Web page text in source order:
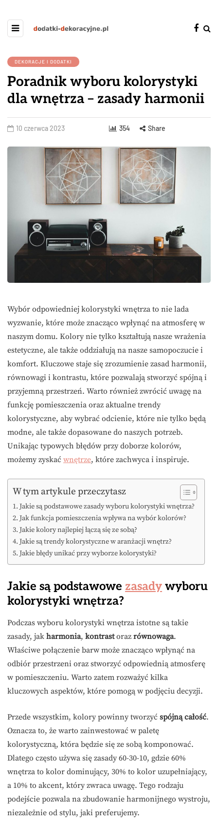
DEKORACJE I DODATKI
Poradnik wyboru kolorystyki
dla wnętrza – zasady harmonii
10 czerwca 2023 354 Share
Wybór odpowiedniej kolorystyki wnętrza to nie lada
wyzwanie, które może znacząco wpłynąć na atmosferę w
naszym domu. Kolory nie tylko kształtują nasze wrażenia
estetyczne, ale także oddziałują na nasze samopoczucie i
komfort. Kluczowe staje się zrozumienie zasad harmonii,
równowagi i kontrastu, które pozwalają stworzyć spójną i
przyjemną przestrzeń. Warto również zwrócić uwagę na
funkcję pomieszczenia oraz aktualne trendy
kolorystyczne, aby wybrać odcienie, które nie tylko będą
modne, ale także dopasowane do naszych potrzeb.
Unikając typowych błędów przy doborze kolorów,
możemy zyskać wnętrze, które zachwyca i inspiruje.
W tym artykule przeczytasz
Jakie są podstawowe zasady wyboru kolorystyki wnętrza?
Jak funkcja pomieszczenia wpływa na wybór kolorów?
Jakie kolory najlepiej łączą się ze sobą?
Jakie są trendy kolorystyczne w aranżacji wnętrz?
Jakie błędy unikać przy wyborze kolorystyki?
Jakie są podstawowe zasady wyboru
kolorystyki wnętrza?
Podczas wyboru kolorystyki wnętrza istotne są takie
zasady, jak harmonia, kontrastoraz równowaga.
Właściwe połączenie barw może znacząco wpłynąć na
odbiór przestrzeni oraz stworzyć odpowiednią atmosferę
w pomieszczeniu. Warto zatem rozważyć kilka
kluczowych aspektów, które pomogą w podjęciu decyzji.
Przede wszystkim, kolory powinny tworzyć spójną całość.
Oznacza to, że warto zainwestować w paletę
kolorystyczną, która będzie się ze sobą komponować.
Dlatego często używa się zasady 60-30-10, gdzie 60%
wnętrza to kolor dominujący, 30% to kolor uzupełniający,
a 10% to akcent, który zwraca uwagę. Tego rodzaju
podejście pozwala na zbudowanie harmonijnego wystroju,
niezależnie od stylu, jaki preferujemy.